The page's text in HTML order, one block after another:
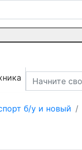
б/у и новый